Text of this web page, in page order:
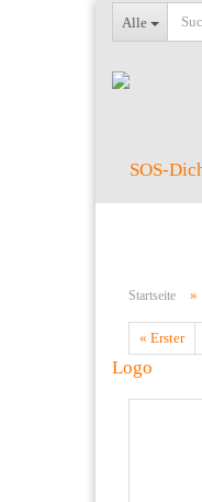
Alle
Startseite »
« Erster